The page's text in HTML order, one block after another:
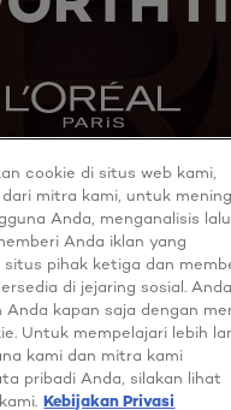
cookie di situs web kami,
mitra kami, untuk
Anda, menganalisis
Anda iklan yang
situs pihak ketiga dan
di jejaring sosial.
Anda kapan saja dengan
Untuk mempelajari lebih
kami dan mitra kami
pribadi Anda, silakan lihat
Kebijakan Privasi